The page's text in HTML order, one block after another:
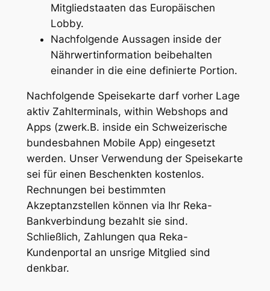
Mitgliedstaaten das Europäischen
Lobby.
Nachfolgende Aussagen inside der
Nährwertinformation beibehalten
einander in die eine definierte Portion.
Nachfolgende Speisekarte darf vorher Lage
aktiv Zahlterminals, within Webshops and
Apps (zwerk.B. inside ein Schweizerische
bundesbahnen Mobile App) eingesetzt
werden. Unser Verwendung der Speisekarte
sei für einen Beschenkten kostenlos.
Rechnungen bei bestimmten
Akzeptanzstellen können via Ihr Reka-
Bankverbindung bezahlt sie sind.
Schließlich, Zahlungen qua Reka-
Kundenportal an unsrige Mitglied sind
denkbar.